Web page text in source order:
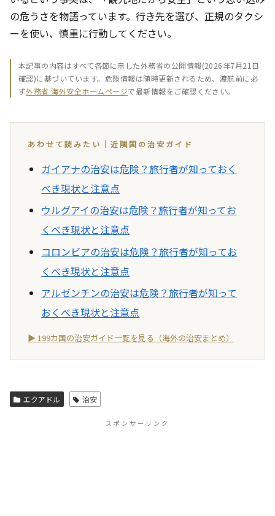
の危うさを物語っています。行き先を選び、正規のタクシ
ーを使い、慎重に行動してください。
本記事の内容はすべて各節に示した外務省の公開情報(2026年7月21日
確認)に基づいています。危険情報は随時更新されるため、渡航前に必
ず外務省 海外安全ホームページで最新情報をご確認ください。
あわせて読みたい｜近隣国の治安ガイド
ガイアナの治安は危険？旅行者が知っておく
べき現状と注意点
ウルグアイの治安は危険？旅行者が知ってお
くべき現状と注意点
コロンビアの治安は危険？旅行者が知ってお
くべき現状と注意点
アルゼンチンの治安は危険？旅行者が知って
おくべき現状と注意点
▶ 199カ国の治安ガイド一覧を見る（海外の治安まとめ）
エクアドル 治安
スポンサーリンク